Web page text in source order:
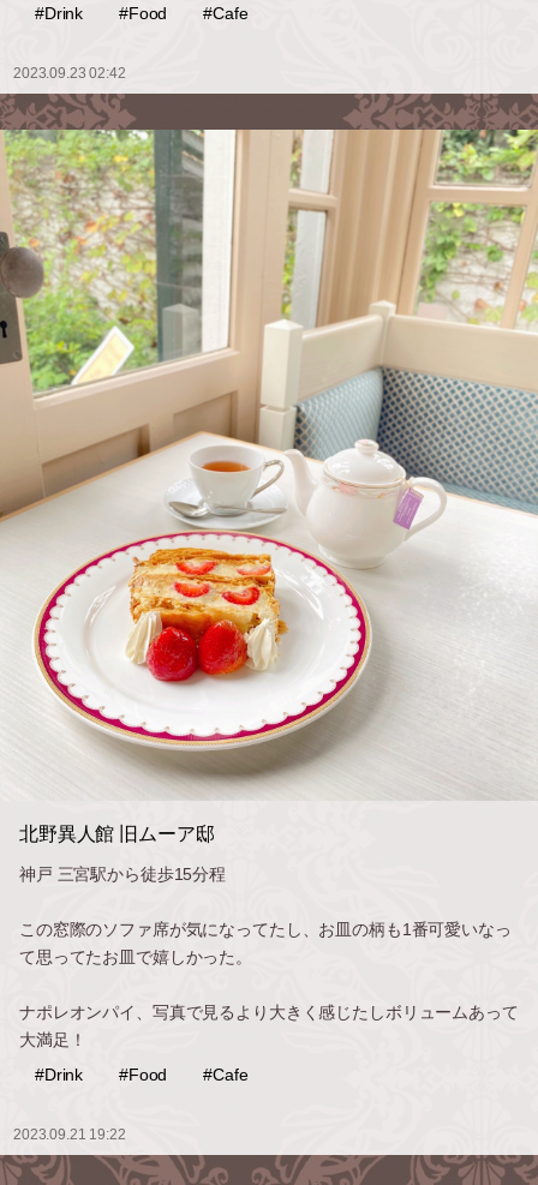
#Drink
#Food #Cafe
2023.09.23 02:42
北野異人館 旧ムーア邸
神戸 三宮駅から徒歩15分程
この窓際のソファ席が気になってたし、お皿の柄も1番可愛いなっ
て思ってたお皿で嬉しかった。
ナポレオンパイ、写真で見るより大きく感じたしボリュームあって
大満足！
#Drink
#Food #Cafe
2023.09.21 19:22